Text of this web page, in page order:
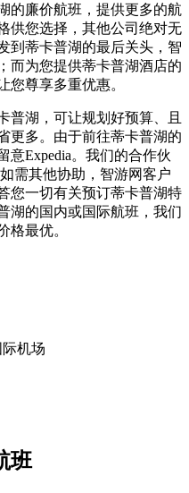
的廉价航班，提供更多的航
供您选择，其他公司绝对无
到蒂卡普湖的最后关头，智
而为您提供蒂卡普湖酒店的
您尊享多重优惠。
普湖，可让规划好预算、且
更多。由于前往蒂卡普湖的
意Expedia。我们的合作伙
需其他协助，智游网客户
您一切有关预订蒂卡普湖特
湖的国内或国际航班，我们
格最优。
机场
班